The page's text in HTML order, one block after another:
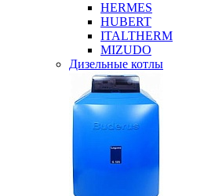
HERMES
HUBERT
ITALTHERM
MIZUDO
Дизельные котлы